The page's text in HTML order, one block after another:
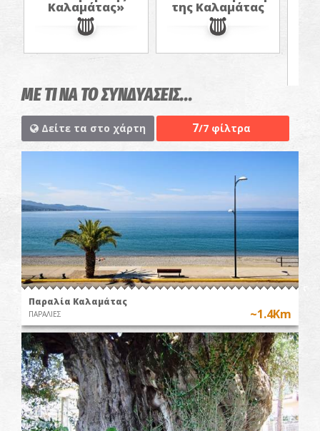
Καλαμάτας» της Καλαμάτας
ΜΕ ΤΙ ΝΑ ΤΟ ΣΥΝΔΥΑΣΕΙΣ...
Δείτε τα στο χάρτη 7/7 φίλτρα
Παραλία Καλαμάτας
ΠΑΡΑΛΙΕΣ ~1.4Km